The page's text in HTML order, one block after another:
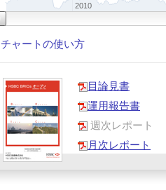
2010
チャートの使い方
目論見書
運用報告書
週次レポート
月次レポート